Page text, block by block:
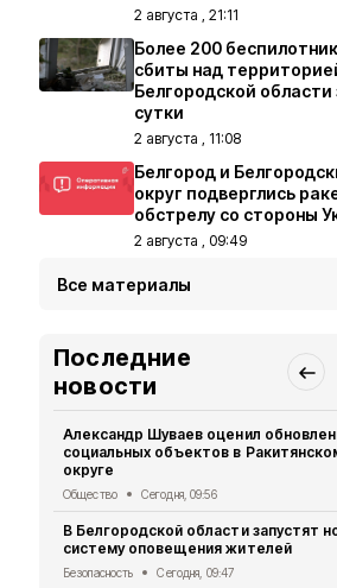
2 августа , 21:11
Более 200
сбиты над
Белгородской области
сутки
2 августа , 11:08
Белгород и
округ подверглись
обстрелу со стороны
2 августа , 09:49
Все материалы
Последние
новости
Александр Шуваев оценил
социальных объектов в
округе
Общество Сегодня, 09:56
В Белгородской области запустят
систему оповещения жителей
Безопасность Сегодня, 09:47